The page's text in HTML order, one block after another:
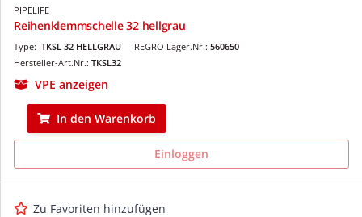
PIPELIFE
Reihenklemmschelle 32 hellgrau
REGRO Lager.Nr.: 560650
Type: TKSL 32 HELLGRAU
Hersteller-Art.Nr.: TKSL32
VPE anzeigen
In den Warenkorb
Einloggen
Zu Favoriten hinzufügen